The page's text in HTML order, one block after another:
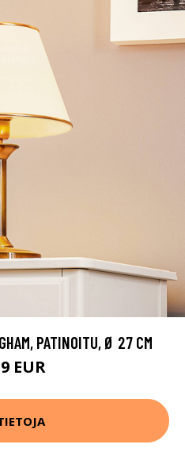
PATINOITU, Ø 27 CM
EUR